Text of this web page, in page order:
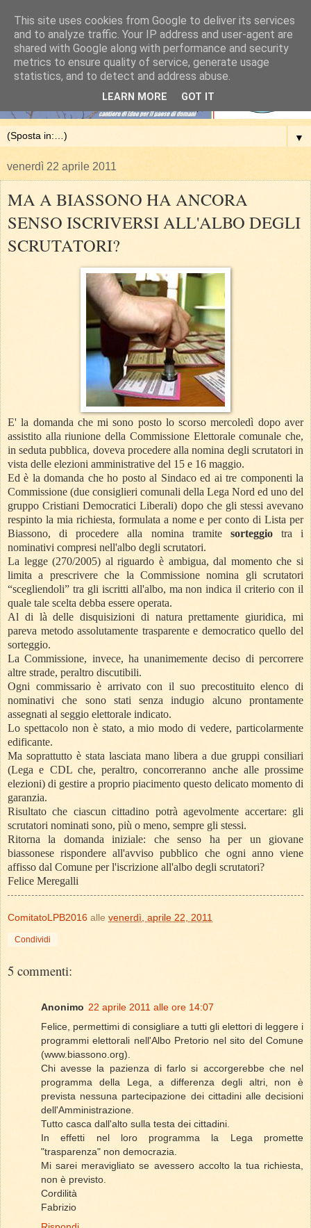
▼
venerdì 22 aprile 2011
MA A BIASSONO HA ANCORA
SENSO ISCRIVERSI ALL'ALBO DEGLI
SCRUTATORI?
E' la domanda che mi sono posto lo scorso mercoledì dopo aver
assistito alla riunione della Commissione Elettorale comunale che,
in seduta pubblica, doveva procedere alla nomina degli scrutatori in
vista delle elezioni amministrative del 15 e 16 maggio.
Ed è la domanda che ho posto al Sindaco ed ai tre componenti la
Commissione (due consiglieri comunali della Lega Nord ed uno del
gruppo Cristiani Democratici Liberali) dopo che gli stessi avevano
respinto la mia richiesta, formulata a nome e per conto di Lista per
Biassono, di procedere alla nomina tramite sorteggio tra i
nominativi compresi nell'albo degli scrutatori.
La legge (270/2005) al riguardo è ambigua, dal momento che si
limita a prescrivere che la Commissione nomina gli scrutatori
“scegliendoli” tra gli iscritti all'albo, ma non indica il criterio con il
quale tale scelta debba essere operata.
Al di là delle disquisizioni di natura prettamente giuridica, mi
pareva metodo assolutamente trasparente e democratico quello del
sorteggio.
La Commissione, invece, ha unanimemente deciso di percorrere
altre strade, peraltro discutibili.
Ogni commissario è arrivato con il suo precostituito elenco di
nominativi che sono stati senza indugio alcuno prontamente
assegnati al seggio elettorale indicato.
Lo spettacolo non è stato, a mio modo di vedere, particolarmente
edificante.
Ma soprattutto è stata lasciata mano libera a due gruppi consiliari
(Lega e CDL che, peraltro, concorreranno anche alle prossime
elezioni) di gestire a proprio piacimento questo delicato momento di
garanzia.
Risultato che ciascun cittadino potrà agevolmente accertare: gli
scrutatori nominati sono, più o meno, sempre gli stessi.
Ritorna la domanda iniziale: che senso ha per un giovane
biassonese rispondere all'avviso pubblico che ogni anno viene
affisso dal Comune per l'iscrizione all'albo degli scrutatori?
Felice Meregalli
ComitatoLPB2016 alle venerdì, aprile 22, 2011
Condividi
5 commenti:
Anonimo 22 aprile 2011 alle ore 14:07
Felice, permettimi di consigliare a tutti gli elettori di leggere i
programmi elettorali nell'Albo Pretorio nel sito del Comune
(www.biassono.org).
Chi avesse la pazienza di farlo si accorgerebbe che nel
programma della Lega, a differenza degli altri, non è
prevista nessuna partecipazione dei cittadini alle decisioni
dell'Amministrazione.
Tutto casca dall'alto sulla testa dei cittadini.
In effetti nel loro programma la Lega promette
"trasparenza" non democrazia.
Mi sarei meravigliato se avessero accolto la tua richiesta,
non è previsto.
Cordilità
Fabrizio
This site uses cookies from Google to deliver its services
and to analyze traffic. Your IP address and user-agent are
shared with Google along with performance and security
metrics to ensure quality of service, generate usage
statistics, and to detect and address abuse.
LEARN MORE GOT IT